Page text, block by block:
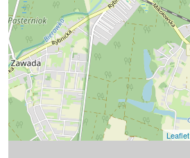
Leaflet